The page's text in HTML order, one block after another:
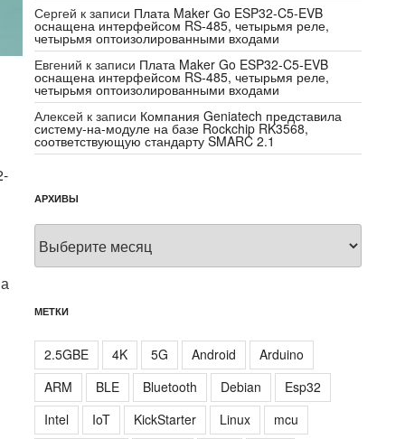
Сергей к записи Плата Maker Go ESP32-C5-EVB
оснащена интерфейсом RS-485, четырьмя реле,
четырьмя оптоизолированными входами
Евгений к записи Плата Maker Go ESP32-C5-EVB
оснащена интерфейсом RS-485, четырьмя реле,
четырьмя оптоизолированными входами
Алексей к записи Компания Geniatech представила
систему-на-модуле на базе Rockchip RK3568,
соответствующую стандарту SMARC 2.1
АРХИВЫ
Архивы
МЕТКИ
2.5GBE 4K 5G Android
Arduino
ARM
BLE Bluetooth Debian
Esp32
Intel
IoT KickStarter Linux
mcu